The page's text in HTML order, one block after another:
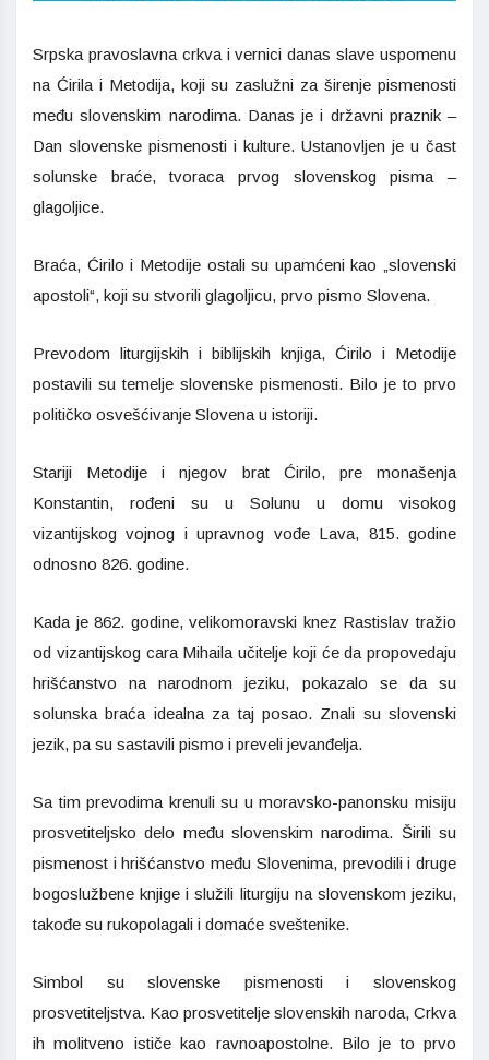
Srpska pravoslavna crkva i vernici danas slave uspomenu
na Ćirila i Metodija, koji su zaslužni za širenje pismenosti
među slovenskim narodima. Danas je i državni praznik –
Dan slovenske pismenosti i kulture. Ustanovljen je u čast
solunske braće, tvoraca prvog slovenskog pisma –
glagoljice.
Braća, Ćirilo i Metodije ostali su upamćeni kao „slovenski
apostoli“, koji su stvorili glagoljicu, prvo pismo Slovena.
Prevodom liturgijskih i biblijskih knjiga, Ćirilo i Metodije
postavili su temelje slovenske pismenosti. Bilo je to prvo
političko osvešćivanje Slovena u istoriji.
Stariji Metodije i njegov brat Ćirilo, pre monašenja
Konstantin, rođeni su u Solunu u domu visokog
vizantijskog vojnog i upravnog vođe Lava, 815. godine
odnosno 826. godine.
Kada je 862. godine, velikomoravski knez Rastislav tražio
od vizantijskog cara Mihaila učitelje koji će da propovedaju
hrišćanstvo na narodnom jeziku, pokazalo se da su
solunska braća idealna za taj posao. Znali su slovenski
jezik, pa su sastavili pismo i preveli jevanđelja.
Sa tim prevodima krenuli su u moravsko-panonsku misiju
prosvetiteljsko delo među slovenskim narodima. Širili su
pismenost i hrišćanstvo među Slovenima, prevodili i druge
bogoslužbene knjige i služili liturgiju na slovenskom jeziku,
takođe su rukopolagali i domaće sveštenike.
Simbol su slovenske pismenosti i slovenskog
prosvetiteljstva. Kao prosvetitelje slovenskih naroda, Crkva
ih molitveno ističe kao ravnoapostolne. Bilo je to prvo